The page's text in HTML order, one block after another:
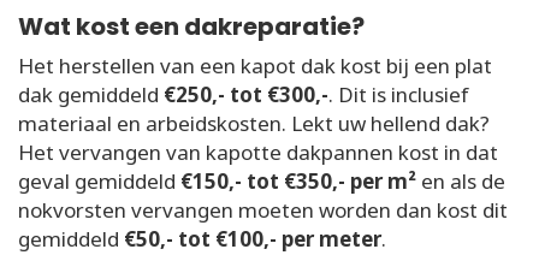
Wat kost een dakreparatie?
Het herstellen van een kapot dak kost bij een plat
dak gemiddeld €250,- tot €300,-. Dit is inclusief
materiaal en arbeidskosten. Lekt uw hellend dak?
Het vervangen van kapotte dakpannen kost in dat
geval gemiddeld €150,- tot €350,- per m² en als de
nokvorsten vervangen moeten worden dan kost dit
gemiddeld €50,- tot €100,- per meter.